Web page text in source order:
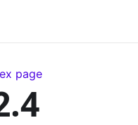
page